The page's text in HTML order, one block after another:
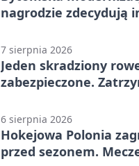
nagrodzie zdecydują
7 sierpnia 2026
Jeden skradziony
zabezpieczone.
6 sierpnia 2026
Hokejowa Polonia
przed sezonem.